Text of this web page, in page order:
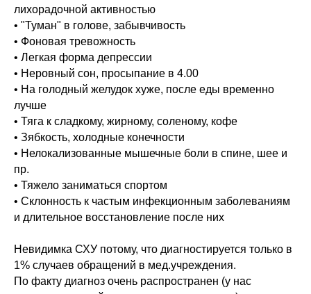
лихорадочной активностью
• "Туман" в голове, забывчивость
• Фоновая тревожность
• Легкая форма депрессии
• Неровный сон, просыпание в 4.00
• На голодный желудок хуже, после еды временно
лучше
• Тяга к сладкому, жирному, соленому, кофе
• Зябкость, холодные конечности
• Нелокализованные мышечные боли в спине, шее и
пр.
• Тяжело заниматься спортом
• Склонность к частым инфекционным заболеваниям
и длительное восстановление после них
Невидимка СХУ потому, что диагностируется только в
1% случаев обращений в мед.учреждения.
По факту диагноз очень распространен (у нас